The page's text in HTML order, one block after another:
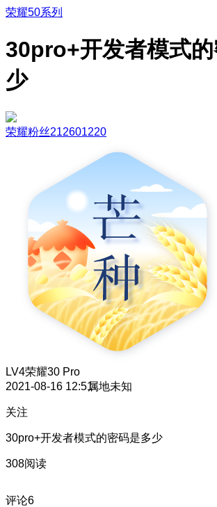
荣耀50系列
30pro+开发者模式
少
荣耀粉丝212601220
LV4荣耀30 Pro
2021-08-16 12:51属地未知
关注
30pro+开发者模式的密码是多少
308阅读
评论6